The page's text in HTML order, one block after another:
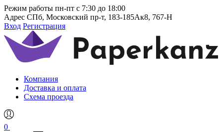
Режим работы пн-пт с 7:30 до 18:00
Адрес СПб, Московский пр-т, 183-185Ак8, 767-Н
Вход Регистрация
Компания
Доставка и оплата
Схема проезда
0